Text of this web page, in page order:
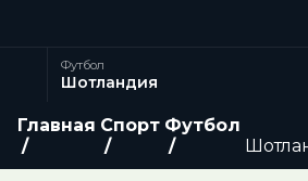
Футбол
Шотландия
Главная Спорт Футбол